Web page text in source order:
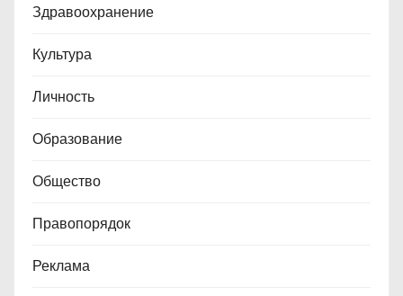
Здравоохранение
Культура
Личность
Образование
Общество
Правопорядок
Реклама